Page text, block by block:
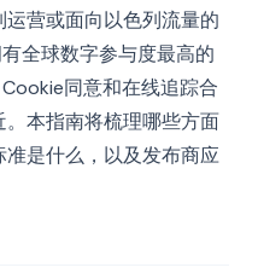
营或面向以色列流量的
全球数字参与度最高的
同意和在线追踪合
本指南将梳理哪些方面
是什么，以及发布商应